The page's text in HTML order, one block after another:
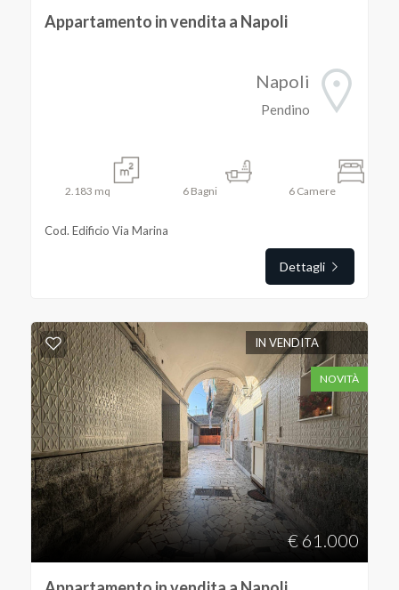
Appartamento in vendita a Napoli
Napoli
Pendino
2.183 mq 6Bagni 6Camere
Cod. Edificio Via Marina
Dettagli
IN VENDITA
NOVITÀ
€ 61.000